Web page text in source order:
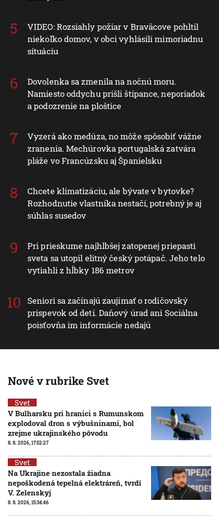
VIDEO: Rozsiahly požiar v Braväcove pohltil
niekoľko domov, v obci vyhlásili mimoriadnu
situáciu
Dovolenka sa zmenila na nočnú moru.
Namiesto oddychu prišli štípance, neporiadok
a podozrenie na ploštice
Vyzerá ako medúza, no môže spôsobiť vážne
zranenia. Mechúrovka portugalská zatvára
pláže vo Francúzsku aj Španielsku
Chcete klimatizáciu, ale bývate v bytovke?
Rozhodnutie vlastníka nestačí, potrebný je aj
súhlas susedov
Pri prieskume najhlbšej zatopenej priepasti
sveta sa utopil elitný český potápač. Jeho telo
vytiahli z hĺbky 186 metrov
Seniori sa začínajú zaujímať o rodičovský
príspevok od detí. Daňový úrad ani Sociálna
poisťovňa im informácie nedajú
Nové v rubrike Svet
Svet
V Bulharsku pri hranici s Rumunskom
explodoval dron s výbušninami, bol
zrejme ukrajinského pôvodu
8. 8. 2026, 17:52:27
Svet
Na Ukrajine nezostala žiadna
nepoškodená tepelná elektráreň, tvrdí
V. Zelenskyj
8. 8. 2026, 15:34:46